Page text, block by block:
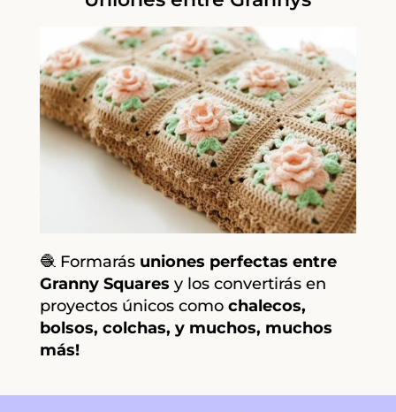
🧶 Formarás uniones perfectas entre
Granny Squares y los convertirás en
proyectos únicos como chalecos,
bolsos, colchas, y muchos, muchos
más!